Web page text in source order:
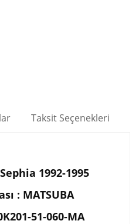
Taksit Seçenekleri
1992-1995
: MATSUBA
51-060-MA